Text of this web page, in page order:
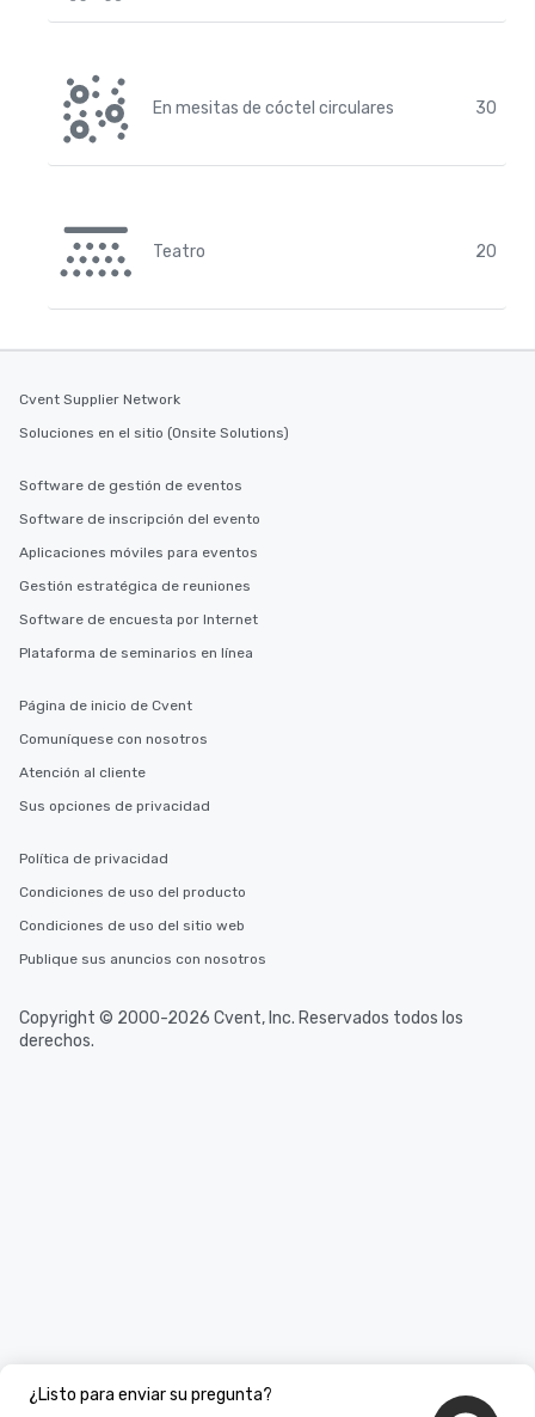
En mesitas de cóctel circulares 30
Teatro 20
¿Listo para enviar su pregunta?
Cvent Supplier Network
Soluciones en el sitio (Onsite Solutions)
Software de gestión de eventos
Software de inscripción del evento
Aplicaciones móviles para eventos
Gestión estratégica de reuniones
Software de encuesta por Internet
Plataforma de seminarios en línea
Página de inicio de Cvent
Comuníquese con nosotros
Atención al cliente
Sus opciones de privacidad
Política de privacidad
Condiciones de uso del producto
Condiciones de uso del sitio web
Publique sus anuncios con nosotros
Copyright © 2000-2026 Cvent, Inc. Reservados todos los
derechos.